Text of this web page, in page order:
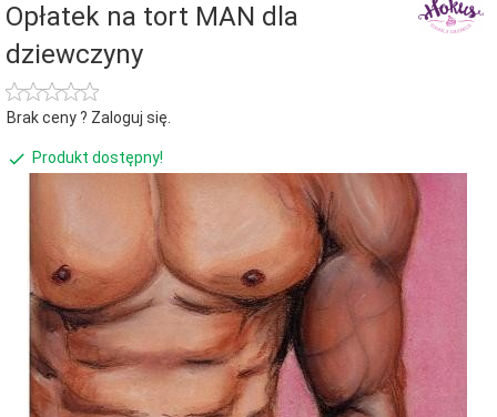
Opłatek na tort MAN dla
dziewczyny
Brak ceny ? Zaloguj się.
Produkt dostępny!